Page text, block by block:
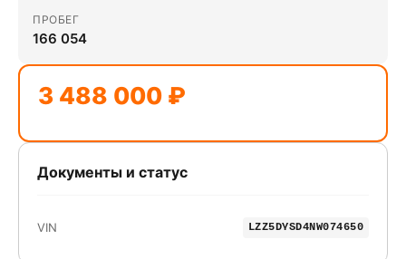
ПРОБЕГ
166 054
3 488 000 ₽
Документы и статус
VIN LZZ5DYSD4NW074650